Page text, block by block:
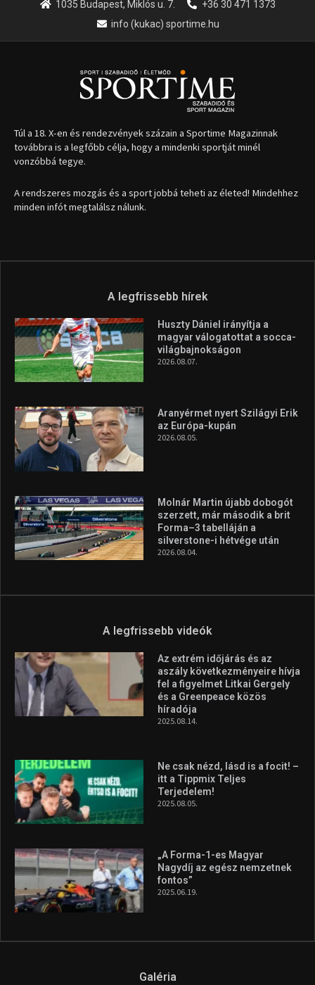
1035 Budapest, Miklós u. 7.
+36 30 471 1373
info (kukac) sportime.hu
Túl a 18. X-en és rendezvények százain a Sportime Magazinnak
továbbra is a legfőbb célja, hogy a mindenki sportját minél
vonzóbbá tegye.
A rendszeres mozgás és a sport jobbá teheti az életed! Mindehhez
minden infót megtalálsz nálunk.
A legfrissebb hírek
Huszty Dániel irányítja a
magyar válogatottat a socca-
világbajnokságon
2026.08.07.
Aranyérmet nyert Szilágyi Erik
az Európa-kupán
2026.08.05.
Molnár Martin újabb dobogót
szerzett, már második a brit
Forma–3 tabelláján a
silverstone-i hétvége után
2026.08.04.
A legfrissebb videók
Az extrém időjárás és az
aszály következményeire hívja
fel a figyelmet Litkai Gergely
és a Greenpeace közös
híradója
2025.08.14.
Ne csak nézd, lásd is a focit! –
itt a Tippmix Teljes
Terjedelem!
2025.08.05.
„A Forma-1-es Magyar
Nagydíj az egész nemzetnek
fontos”
2025.06.19.
Galéria